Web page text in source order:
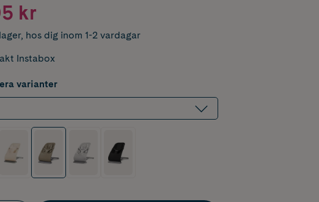
kr
, hos dig inom 1-2 vardagar
Instabox
varianter